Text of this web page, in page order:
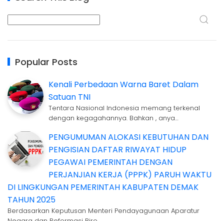
Popular Posts
Kenali Perbedaan Warna Baret Dalam
Satuan TNI
Tentara Nasional Indonesia memang terkenal
dengan kegagahannya. Bahkan , anya…
PENGUMUMAN ALOKASI KEBUTUHAN DAN
PENGISIAN DAFTAR RIWAYAT HIDUP
PEGAWAI PEMERINTAH DENGAN
PERJANJIAN KERJA (PPPK) PARUH WAKTU
DI LINGKUNGAN PEMERINTAH KABUPATEN DEMAK
TAHUN 2025
Berdasarkan Keputusan Menteri Pendayagunaan Aparatur